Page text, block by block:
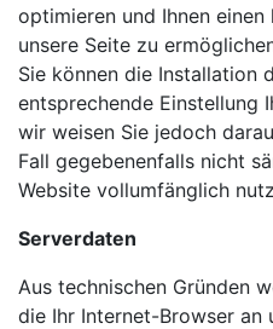
optimieren und Ihnen
unsere Seite zu
Sie können die Installation
entsprechende Einstellung
wir weisen Sie jedoch
Fall gegebenenfalls nicht
Website vollumfänglich
Serverdaten
Aus technischen Gründen
die Ihr Internet-Browser an